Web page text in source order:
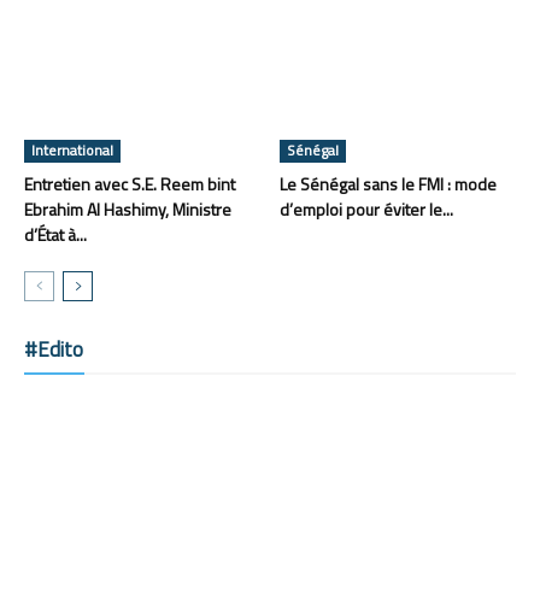
International
Entretien avec S.E. Reem bint
Ebrahim Al Hashimy, Ministre
d’État à...
Sénégal
Le Sénégal sans le FMI : mode
d’emploi pour éviter le...
#Edito